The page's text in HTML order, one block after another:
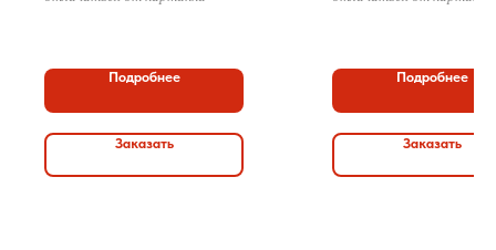
Подробнее
Заказать
Подробнее
Заказать